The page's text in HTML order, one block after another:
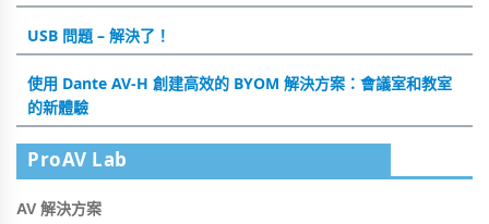
USB 問題 – 解決了！
使用 Dante AV-H 創建高效的 BYOM 解決方案：會議室和教室
的新體驗
ProAV Lab
AV 解決方案